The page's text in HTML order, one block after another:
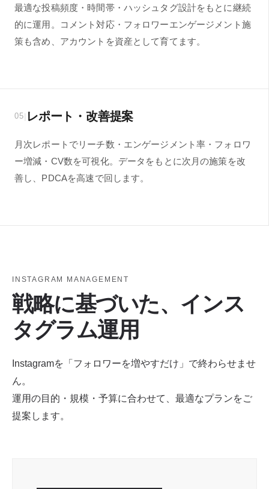
最適な投稿頻度・時間帯・ハッシュタグ設計をもとに継続
的に運用。コメント対応・フォロワーエンゲージメント施
策も含め、アカウントを資産として育てます。
05| レポート・改善提案
月次レポートでリーチ数・エンゲージメント率・フォロワ
ー増減・CV数を可視化。データをもとに次月の施策を改
善し、PDCAを高速で回します。
INSTAGRAM MANAGEMENT
戦略に基づいた、インス
タグラム運用
Instagramを「フォロワーを増やすだけ」で終わらせませ
ん。
運用の目的・規模・予算に合わせて、最適なプランをご
提案します。